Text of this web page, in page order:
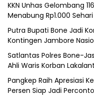
KKN Unhas Gelombang
Menabung Rp1.000 Sehari
Putra Bupati Bone Jadi
Kontingen Jambore
Satlantas Polres Bone-
Ahli Waris Korban
Pangkep Raih Apresiasi
Persen Siap Jadi